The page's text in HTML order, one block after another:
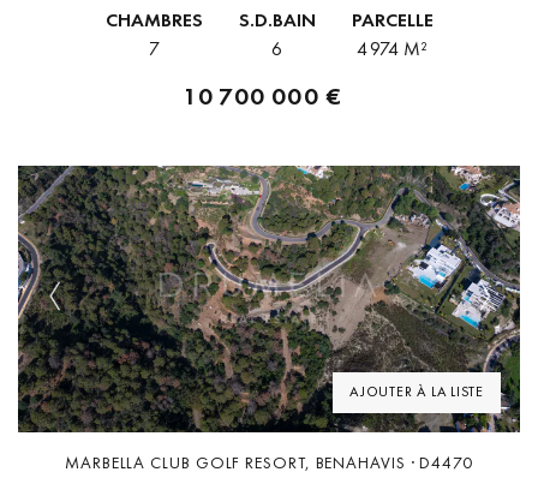
par Dave Thomas...
CHAMBRES
7
S.D.BAIN
6
PARCELLE
4 974 M²
10 700 000 €
AJOUTER À LA LISTE
Previous Next
MARBELLA CLUB GOLF RESORT, BENAHAVIS · D4470